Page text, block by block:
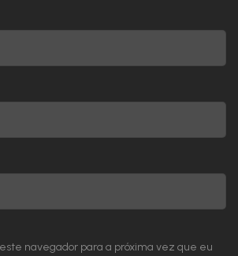
navegador para a próxima vez que eu